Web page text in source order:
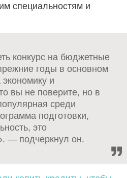
специальностям и
конкурс на бюджетные
годы в основном
экономику и
вы не поверите, но в
среди
подготовки,
это
— подчеркнул он.